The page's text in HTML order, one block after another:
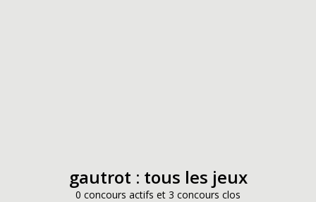
gautrot : tous les jeux
0 concours actifs et 3 concours clos